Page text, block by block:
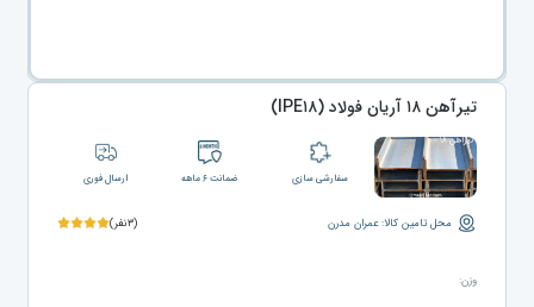
تیرآهن ۱۸ آریان فولاد (IPE۱۸)
سفارشی سازی ضمانت ۶ ماهه ارسال فوری
محل تامین کالا: عمران مدرن (۳نفر)
وزن: